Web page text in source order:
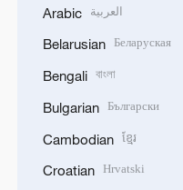
Arabic العربية
Belarusian Беларуская
Bengali বাংলা
Bulgarian Български
Cambodian ខ្មែរ
Croatian Hrvatski